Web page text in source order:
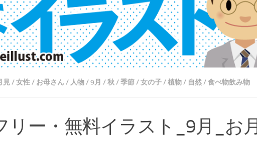
見/女性/ お母さん/ 人物/9月 /秋 /季節/女の子/植物/ 自然/食べ物飲み物
リー・無料イラスト_9月_お月